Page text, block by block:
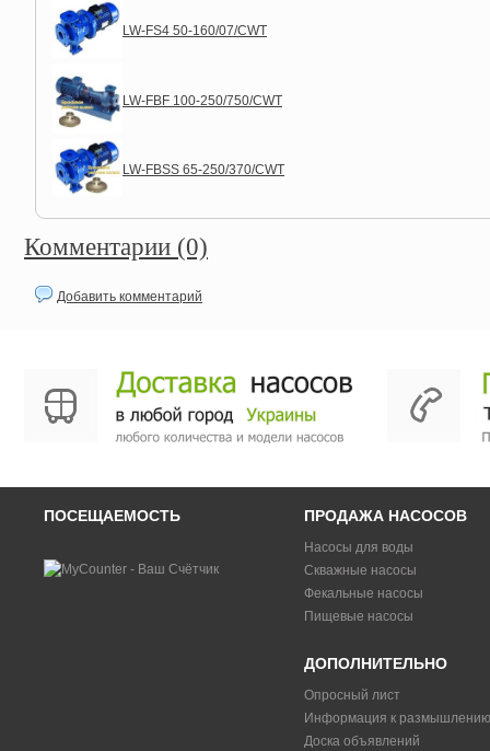
LW-FS4 50-160/07/CWT
LW-FBF 100-250/750/CWT
LW-FBSS 65-250/370/CWT
Комментарии (0)
Добавить комментарий
ПОСЕЩАЕМОСТЬ ПРОДАЖА НАСОСОВ
Насосы для воды
Скважные насосы
Фекальные насосы
Пищевые насосы
ДОПОЛНИТЕЛЬНО
Опросный лист
Информация к размышлению
Доска объявлений